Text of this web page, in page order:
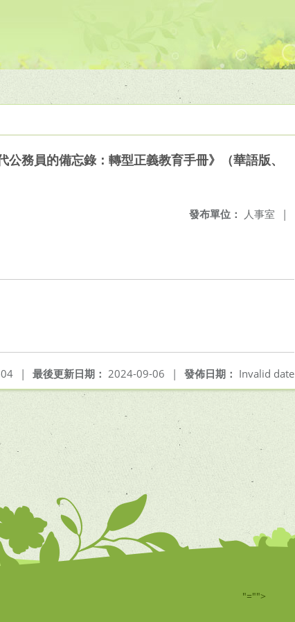
務員的備忘錄：轉型正義教育手冊》（華語版、
發布單位： 人事室 |
發佈日期： Invalid date
最後更新日期： 2024-09-06 |
|
"="">